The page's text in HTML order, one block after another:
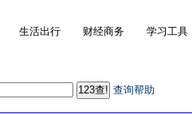
生活出行 财经商务 学习工具
查询帮助